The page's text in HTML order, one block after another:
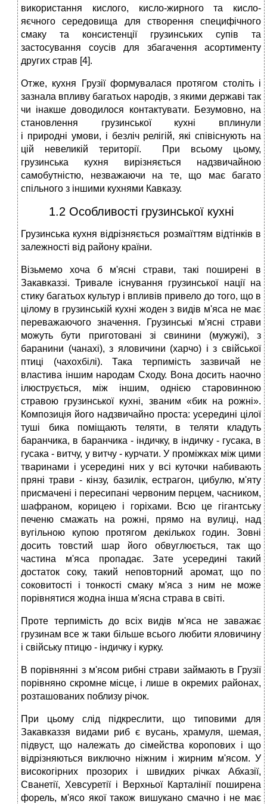
використання кислого, кисло-жирного та кисло-
яєчного середовища для створення специфічного
смаку та консистенції грузинських супів та
застосування соусів для збагачення асортименту
других страв [4].
Отже, кухня Грузії формувалася протягом століть і
зазнала впливу багатьох народів, з якими державі так
чи інакше доводилося контактувати. Безумовно, на
становлення грузинської кухні вплинули
і природні умови, і безліч релігій, які співіснують на
цій невеликій території. При всьому цьому,
грузинська кухня вирізняється надзвичайною
самобутністю, незважаючи на те, що має багато
спільного з іншими кухнями Кавказу.
1.2 Особливості грузинської кухні
Грузинська кухня відрізняється розмаїттям відтінків в
залежності від району країни.
Візьмемо хоча б м'ясні страви, такі поширені в
Закавказзі. Тривале існування грузинської нації на
стику багатьох культур і впливів привело до того, що в
цілому в грузинській кухні жоден з видів м'яса не має
переважаючого значення. Грузинські м'ясні страви
можуть бути приготовані зі свинини (мужужі), з
баранини (чанахі), з яловичини (харчо) і з свійської
птиці (чахохбілі). Така терпимість зазвичай не
властива іншим народам Сходу. Вона досить наочно
ілюструється, між іншим, однією старовинною
стравою грузинської кухні, званим «бик на рожні».
Композиція його надзвичайно проста: усередині цілої
туші бика поміщають теляти, в теляти кладуть
баранчика, в баранчика - індичку, в індичку - гусака, в
гусака - витчу, у витчу - курчати. У проміжках між цими
тваринами і усередині них у всі куточки набивають
пряні трави - кінзу, базилік, естрагон, цибулю, м'яту
присмачені і пересипані червоним перцем, часником,
шафраном, корицею і горіхами. Всю це гігантську
печеню смажать на рожні, прямо на вулиці, над
вугільною купою протягом декількох годин. Зовні
досить товстий шар його обвуглюється, так що
частина м'яса пропадає. Зате усередині такий
достаток соку, такий неповторний аромат, що по
соковитості і тонкості смаку м'яса з ним не може
порівнятися жодна інша м'ясна страва в світі.
Проте терпимість до всіх видів м'яса не заважає
грузинам все ж таки більше всього любити яловичину
і свійську птицю - індичку і курку.
В порівнянні з м'ясом рибні страви займають в Грузії
порівняно скромне місце, і лише в окремих районах,
розташованих поблизу річок.
При цьому слід підкреслити, що типовими для
Закавказзя видами риб є вусань, храмуля, шемая,
підвуст, що належать до сімейства коропових і що
відрізняються виключно ніжним і жирним м'ясом. У
високогірних прозорих і швидких річках Абхазії,
Сванетії, Хевсуретії і Верхньої Карталінії поширена
форель, м'ясо якої також вишукано смачно і не має